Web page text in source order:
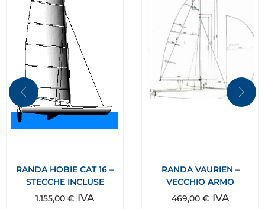
RANDA HOBIE CAT 16 –
STECCHE INCLUSE
1.155,00 € IVA
RANDA VAURIEN –
VECCHIO ARMO
469,00 € IVA